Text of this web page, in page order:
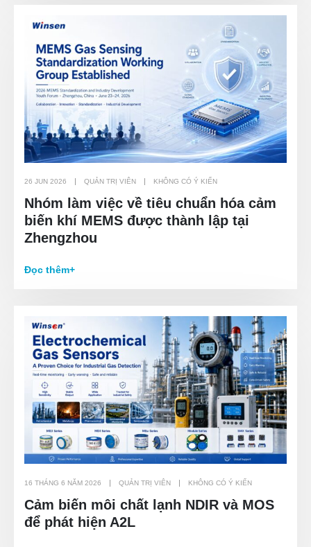
26 JUN 2026 QUẢN TRỊ VIÊN KHÔNG CÓ Ý KIẾN
Nhóm làm việc về tiêu chuẩn hóa cảm
biến khí MEMS được thành lập tại
Zhengzhou
Đọc thêm+
16 THÁNG 6 NĂM 2026 QUẢN TRỊ VIÊN KHÔNG CÓ Ý KIẾN
Cảm biến môi chất lạnh NDIR và MOS
để phát hiện A2L